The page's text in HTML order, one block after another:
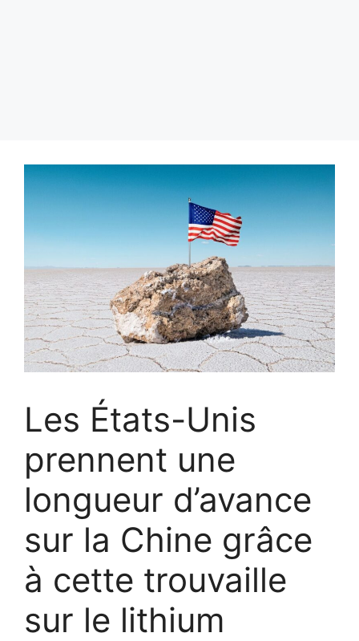
Les États-Unis
prennent une
longueur d’avance
sur la Chine grâce
à cette trouvaille
sur le lithium